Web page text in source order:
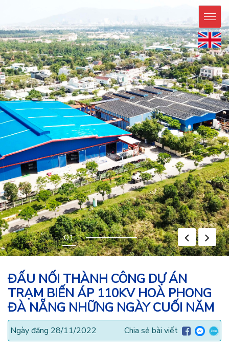
ĐẤU NỐI THÀNH CÔNG DỰ ÁN
TRẠM BIẾN ÁP 110KV HOÀ PHONG
ĐÀ NẴNG NHỮNG NGÀY CUỐI NĂM
Ngày đăng 28/11/2022 Chia sẻ bài viết